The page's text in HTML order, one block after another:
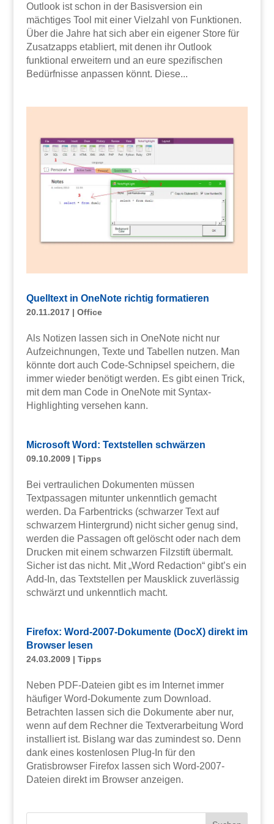
Outlook ist schon in der Basisversion ein
mächtiges Tool mit einer Vielzahl von Funktionen.
Über die Jahre hat sich aber ein eigener Store für
Zusatzapps etabliert, mit denen ihr Outlook
funktional erweitern und an eure spezifischen
Bedürfnisse anpassen könnt. Diese...
Quelltext in OneNote richtig formatieren
20.11.2017| Office
Als Notizen lassen sich in OneNote nicht nur
Aufzeichnungen, Texte und Tabellen nutzen. Man
könnte dort auch Code-Schnipsel speichern, die
immer wieder benötigt werden. Es gibt einen Trick,
mit dem man Code in OneNote mit Syntax-
Highlighting versehen kann.
Microsoft Word: Textstellen schwärzen
09.10.2009| Tipps
Bei vertraulichen Dokumenten müssen
Textpassagen mitunter unkenntlich gemacht
werden. Da Farbentricks (schwarzer Text auf
schwarzem Hintergrund) nicht sicher genug sind,
werden die Passagen oft gelöscht oder nach dem
Drucken mit einem schwarzen Filzstift übermalt.
Sicher ist das nicht. Mit „Word Redaction“ gibt’s ein
Add-In, das Textstellen per Mausklick zuverlässig
schwärzt und unkenntlich macht.
Firefox: Word-2007-Dokumente (DocX) direkt im
Browser lesen
24.03.2009| Tipps
Neben PDF-Dateien gibt es im Internet immer
häufiger Word-Dokumente zum Download.
Betrachten lassen sich die Dokumente aber nur,
wenn auf dem Rechner die Textverarbeitung Word
installiert ist. Bislang war das zumindest so. Denn
dank eines kostenlosen Plug-In für den
Gratisbrowser Firefox lassen sich Word-2007-
Dateien direkt im Browser anzeigen.